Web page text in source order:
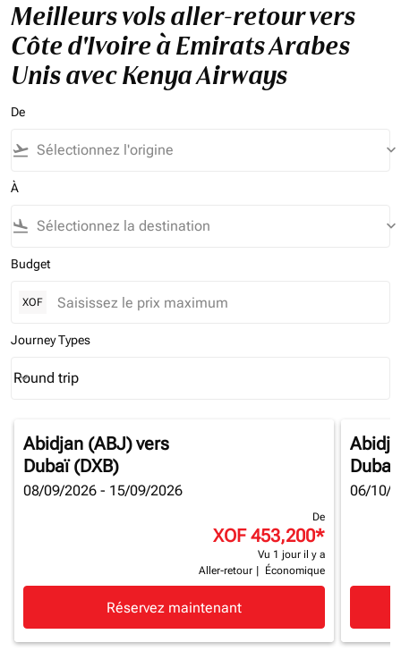
Meilleurs vols aller-retour vers
Côte d'Ivoire à Emirats Arabes
Unis avec Kenya Airways
De
flight_takeoff keyboard_arrow_down
À
flight_land keyboard_arrow_down
Budget
XOF
Journey Types
Journey Types option Round trip Selected
Round trip
keyboard_arrow_down
Abidjan (ABJ)vers
Dubaï (DXB)
08/09/2026 - 15/09/2026
De
XOF 453,200*
Vu 1 jour il y a
Aller-retour
Économique
Réservez maintenant
Dubaï
06/10/